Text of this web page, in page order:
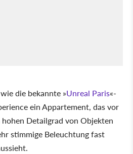
die bekannte »Unreal Paris«-
ein Appartement, das vor
Detailgrad von Objekten
stimmige Beleuchtung fast